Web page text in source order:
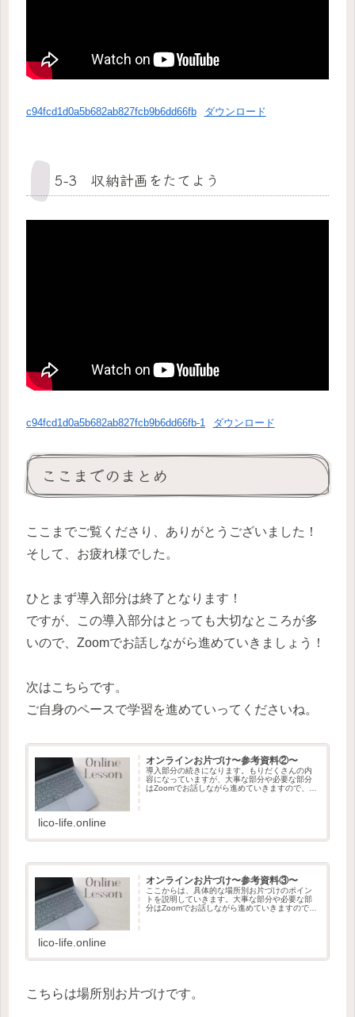
c94fcd1d0a5b682ab827fcb9b6dd66fb ダウンロード
5-3 収納計画をたてよう
c94fcd1d0a5b682ab827fcb9b6dd66fb-1 ダウンロード
ここまでのまとめ
ここまでご覧くださり、ありがとうございました！
そして、お疲れ様でした。
ひとまず導入部分は終了となります！
ですが、この導入部分はとっても大切なところが多
いので、Zoomでお話しながら進めていきましょう！
次はこちらです。
ご自身のペースで学習を進めていってくださいね。
オンラインお片づけ〜参考資料②〜
導入部分の続きになります。もりだくさんの内
容になっていますが、大事な部分や必要な部分
はZoomでお話しながら進めていきますので、安
lico-life.online
オンラインお片づけ〜参考資料③〜
ここからは、具体的な場所別お片づけのポイン
トを説明していきます。大事な部分や必要な部
分はZoomでお話しながら進めていきますので、
lico-life.online
こちらは場所別お片づけです。